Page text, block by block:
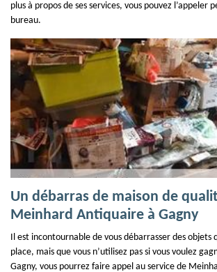
plus à propos de ses services, vous pouvez l’appeler
bureau.
Un débarras de maison de
Meinhard Antiquaire à Gagny
Il est incontournable de vous débarrasser des objets
place, mais que vous n’utilisez pas si vous voulez
Gagny, vous pourrez faire appel au service de